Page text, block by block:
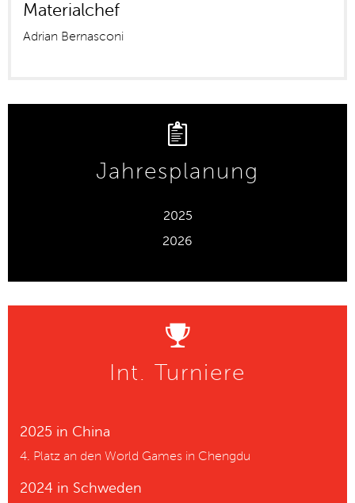
Materialchef
Adrian Bernasconi
Jahresplanung
2025
2026
Int. Turniere
2025 in China
4. Platz an den World Games in Chengdu
2024 in Schweden